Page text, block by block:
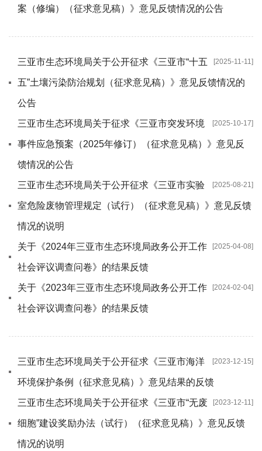
案（修编）（征求意见稿）》意见反馈情况的公告
[2025-11-11]
三亚市生态环境局关于公开征求《三亚市“十五
五”土壤污染防治规划（征求意见稿）》意见反馈情况的
公告
[2025-10-17]
三亚市生态环境局关于征求《三亚市突发环境
事件应急预案（2025年修订）（征求意见稿）》意见反
馈情况的公告
[2025-08-21]
三亚市生态环境局关于公开征求《三亚市实验
室危险废物管理规定（试行）（征求意见稿）》意见反馈
情况的说明
[2025-04-08]
关于《2024年三亚市生态环境局政务公开工作
社会评议调查问卷》的结果反馈
[2024-02-04]
关于《2023年三亚市生态环境局政务公开工作
社会评议调查问卷》的结果反馈
[2023-12-15]
三亚市生态环境局关于公开征求《三亚市海洋
环境保护条例（征求意见稿）》意见结果的反馈
[2023-12-11]
三亚市生态环境局关于公开征求《三亚市“无废
细胞”建设奖励办法（试行）（征求意见稿）》意见反馈
情况的说明